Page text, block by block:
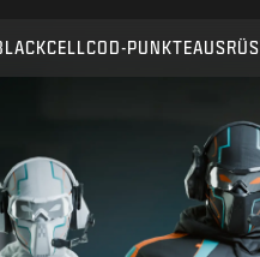
COD-PUNKTE
KAUF